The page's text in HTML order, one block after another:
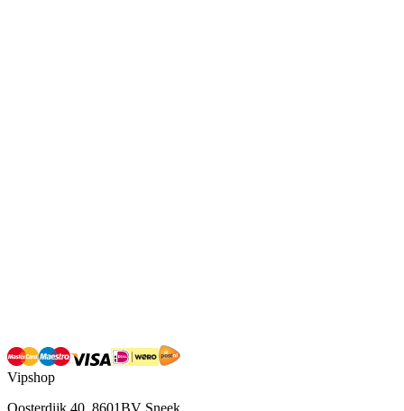
Vipshop